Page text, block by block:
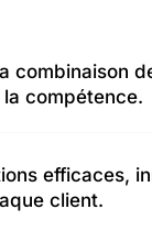
combinaison
compétence.
efficaces,
client.